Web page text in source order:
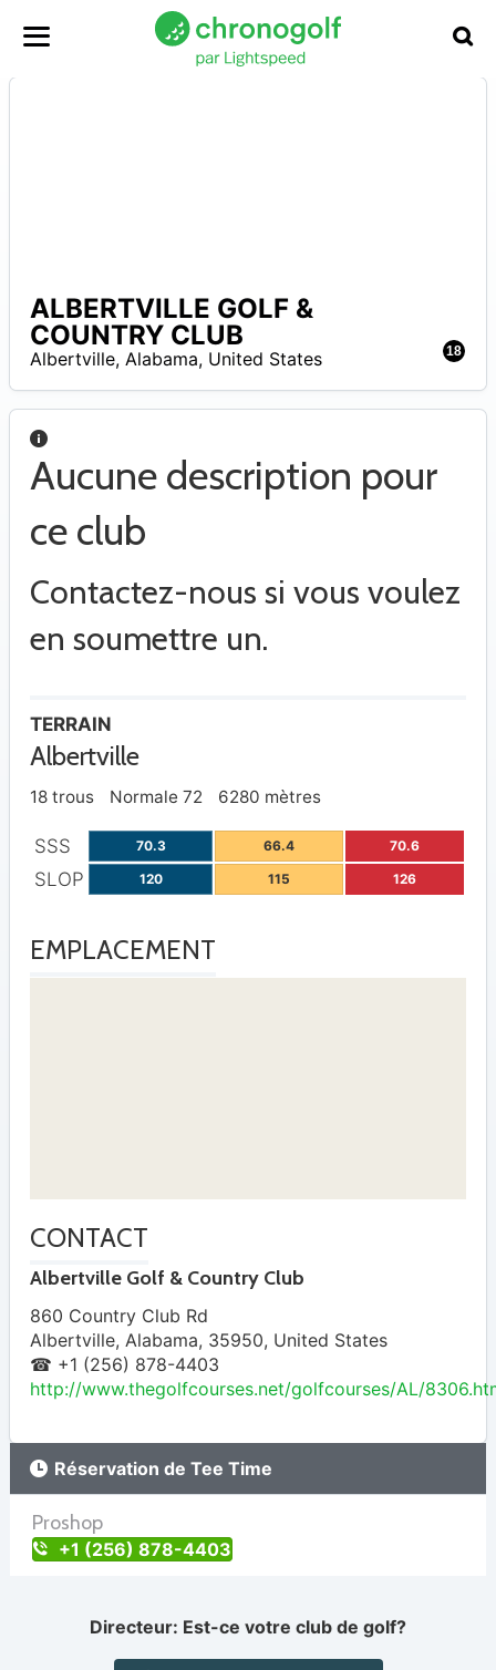
18
ALBERTVILLE GOLF &
COUNTRY CLUB
Albertville, Alabama, United States
Aucune description pour
ce club
Contactez-nous si vous voulez
en soumettre un.
TERRAIN
Albertville
18 trous Normale 72 6280 mètres
SSS 70.3 66.4 70.6
SLOP 120 115 126
EMPLACEMENT
CONTACT
Albertville Golf & Country Club
860 Country Club Rd
Albertville, Alabama, 35950, United States
☎ +1 (256) 878-4403
http://www.thegolfcourses.net/golfcourses/AL/
Réservation de Tee Time
Proshop
+1 (256) 878-4403
Directeur: Est-ce votre club de golf?